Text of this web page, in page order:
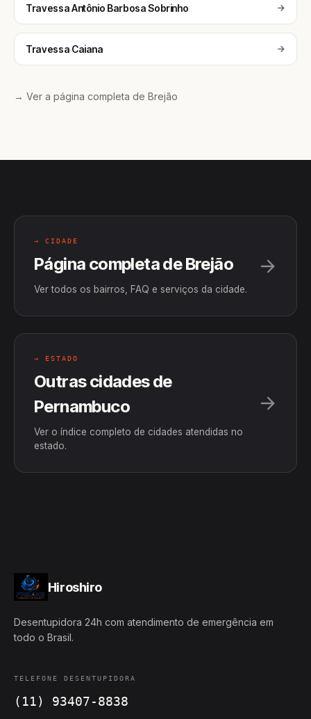
Travessa Antônio Barbosa Sobrinho
Travessa Caiana
→ Ver a página completa de Brejão
→ CIDADE
Página completa de Brejão
Ver todos os bairros, FAQ e serviços da cidade.
→ ESTADO
Outras cidades de
Pernambuco
Ver o índice completo de cidades atendidas no
estado.
Hiroshiro
Desentupidora 24h com atendimento de emergência em
todo o Brasil.
TELEFONE DESENTUPIDORA
(11) 93407-8838